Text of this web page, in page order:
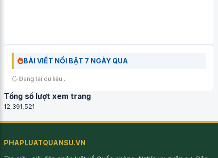
BÀI VIẾT NỔI BẬT 7 NGÀY QUA
Đang tải dữ liệu...
Tổng số lượt xem trang
12,391,521
PHAPLUATQUANSU.VN